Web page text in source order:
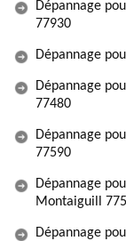
Dépannage
77930
Dépannage
Dépannage
77480
Dépannage
77590
Dépannage
Montaiguill
Dépannage